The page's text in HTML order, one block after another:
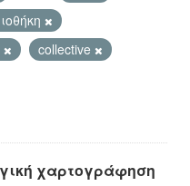
collective
χαρτογράφηση